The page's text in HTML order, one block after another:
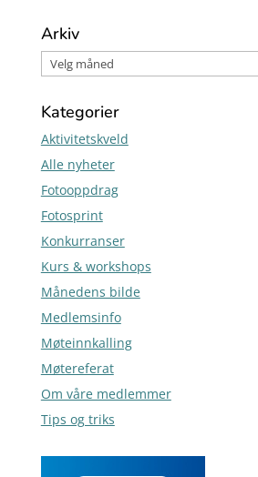
Arkiv
Kategorier
Aktivitetskveld
Alle nyheter
Fotooppdrag
Fotosprint
Konkurranser
Kurs & workshops
Månedens bilde
Medlemsinfo
Møteinnkalling
Møtereferat
Om våre medlemmer
Tips og triks